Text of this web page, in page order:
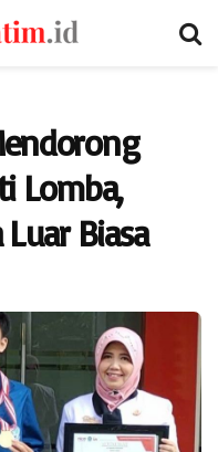
Lomba,
Biasa